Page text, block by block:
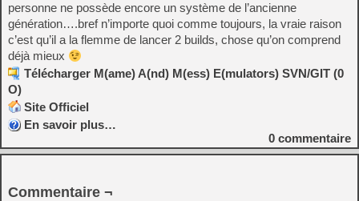
personne ne possède encore un système de l’ancienne
génération….bref n’importe quoi comme toujours, la vraie raison
c’est qu’il a la flemme de lancer 2 builds, chose qu’on comprend
déjà mieux
Télécharger M(ame) A(nd) M(ess) E(mulators) SVN/GIT (0
O)
Site Officiel
En savoir plus…
0 commentaire
Commentaire ¬